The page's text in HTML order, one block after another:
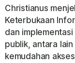
Christianus
Keterbukaan
dan
publik, antara
kemudahan